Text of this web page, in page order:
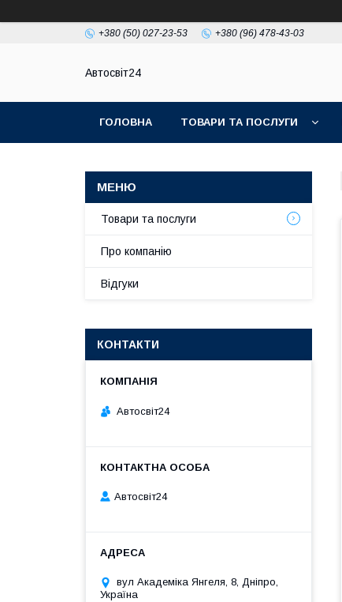
+380 (50) 027-23-53 +380 (96) 478-43-03
Автосвіт24
ГОЛОВНА ТОВАРИ ТА ПОСЛУГИ
Товари та послуги
Про компанію
Відгуки
КОНТАКТИ
Автосвіт24
Автосвіт24
вул Академіка Янгеля, 8, Дніпро,
Україна